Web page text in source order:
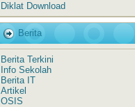
Diklat Download
Berita
Berita Terkini
Info Sekolah
Berita IT
Artikel
OSIS